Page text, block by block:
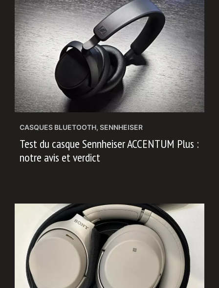
CASQUES BLUETOOTH, SENNHEISER
Test du casque Sennheiser ACCENTUM Plus :
notre avis et verdict